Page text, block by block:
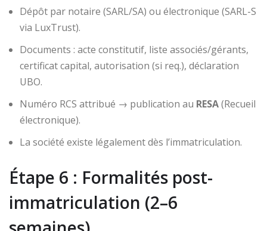
Dépôt par notaire (SARL/SA) ou électronique (SARL-S
via LuxTrust).
Documents : acte constitutif, liste associés/gérants,
certificat capital, autorisation (si req.), déclaration
UBO.
Numéro RCS attribué → publication au RESA(Recueil
électronique).
La société existe légalement dès l’immatriculation.
Étape 6 : Formalités post-
immatriculation (2–6